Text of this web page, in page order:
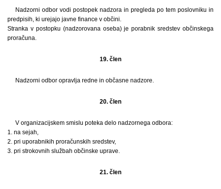
Nadzorni odbor vodi postopek nadzora in pregleda po tem poslovniku in
predpisih, ki urejajo javne finance v občini.
Stranka v postopku (nadzorovana oseba) je porabnik sredstev občinskega
proračuna.
19. člen
Nadzorni odbor opravlja redne in občasne nadzore.
20. člen
V organizacijskem smislu poteka delo nadzornega odbora:
1. na sejah,
2. pri uporabnikih proračunskih sredstev,
3. pri strokovnih službah občinske uprave.
21. člen